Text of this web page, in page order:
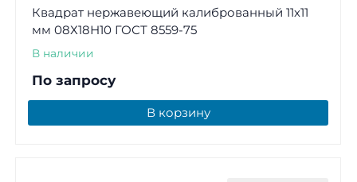
Квадрат нержавеющий калиброванный 11х11
мм 08Х18Н10 ГОСТ 8559-75
В наличии
По запросу
В корзину